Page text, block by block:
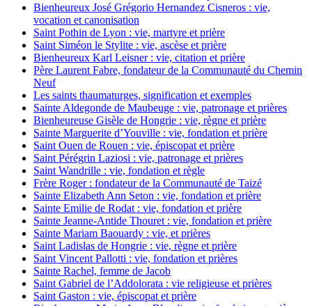
Bienheureux José Grégorio Hernandez Cisneros : vie,
vocation et canonisation
Saint Pothin de Lyon : vie, martyre et prière
Saint Siméon le Stylite : vie, ascèse et prière
Bienheureux Karl Leisner : vie, citation et prière
Père Laurent Fabre, fondateur de la Communauté du Chemin
Neuf
Les saints thaumaturges, signification et exemples
Sainte Aldegonde de Maubeuge : vie, patronage et prières
Bienheureuse Gisèle de Hongrie : vie, règne et prière
Sainte Marguerite d’Youville : vie, fondation et prière
Saint Ouen de Rouen : vie, épiscopat et prière
Saint Pérégrin Laziosi : vie, patronage et prières
Saint Wandrille : vie, fondation et règle
Frère Roger : fondateur de la Communauté de Taizé
Sainte Elizabeth Ann Seton : vie, fondation et prière
Sainte Emilie de Rodat : vie, fondation et prière
Sainte Jeanne-Antide Thouret : vie, fondation et prière
Sainte Mariam Baouardy : vie, et prières
Saint Ladislas de Hongrie : vie, règne et prière
Saint Vincent Pallotti : vie, fondation et prières
Sainte Rachel, femme de Jacob
Saint Gabriel de l’Addolorata : vie religieuse et prières
Saint Gaston : vie, épiscopat et prière